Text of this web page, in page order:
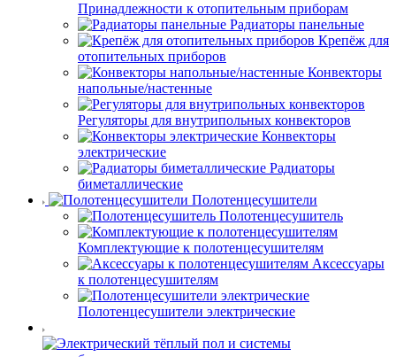
Принадлежности к отопительным приборам
Радиаторы панельные
Крепёж для
отопительных приборов
Конвекторы
напольные/настенные
Регуляторы для внутрипольных конвекторов
Конвекторы
электрические
Радиаторы
биметаллические
Полотенцесушители
Полотенцесушитель
Комплектующие к полотенцесушителям
Аксессуары
к полотенцесушителям
Полотенцесушители электрические